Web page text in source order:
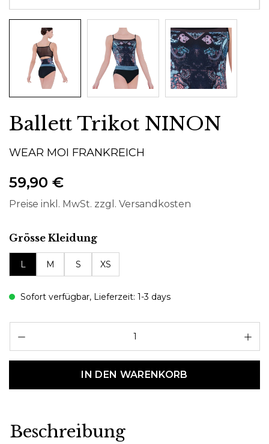
Ballett Trikot NINON
WEAR MOI FRANKREICH
59,90 €
Preise inkl. MwSt. zzgl. Versandkosten
Grösse Kleidungauswählen
L M S XS
Sofort verfügbar, Lieferzeit: 1-3 days
IN DEN WARENKORB
Beschreibung